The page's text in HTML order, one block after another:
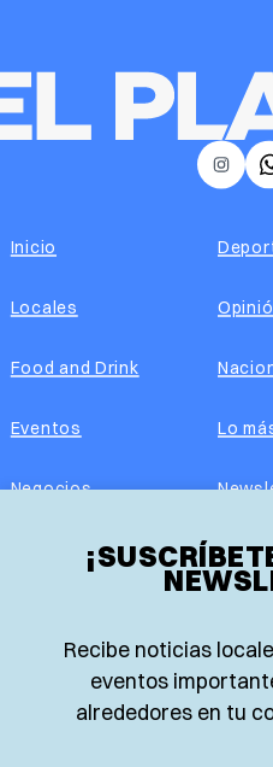
Recibe noticias
eventos
alrededores en tu
Inicio
Locales
Food and Drink
Eventos
Negocios
Real Estate
Guía de Recursos
Lo